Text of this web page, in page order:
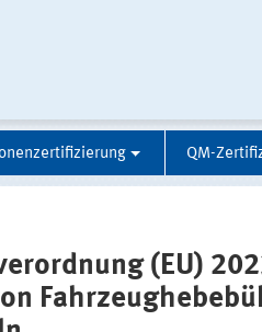
QM-
(EU)